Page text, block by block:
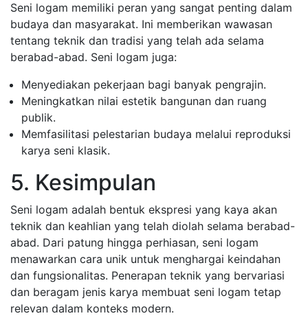
Seni logam memiliki peran yang sangat penting dalam
budaya dan masyarakat. Ini memberikan wawasan
tentang teknik dan tradisi yang telah ada selama
berabad-abad. Seni logam juga:
Menyediakan pekerjaan bagi banyak pengrajin.
Meningkatkan nilai estetik bangunan dan ruang
publik.
Memfasilitasi pelestarian budaya melalui reproduksi
karya seni klasik.
5. Kesimpulan
Seni logam adalah bentuk ekspresi yang kaya akan
teknik dan keahlian yang telah diolah selama berabad-
abad. Dari patung hingga perhiasan, seni logam
menawarkan cara unik untuk menghargai keindahan
dan fungsionalitas. Penerapan teknik yang bervariasi
dan beragam jenis karya membuat seni logam tetap
relevan dalam konteks modern.